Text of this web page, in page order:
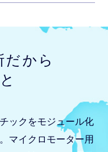
だから
ックをモジュール化
マイクロモーター用